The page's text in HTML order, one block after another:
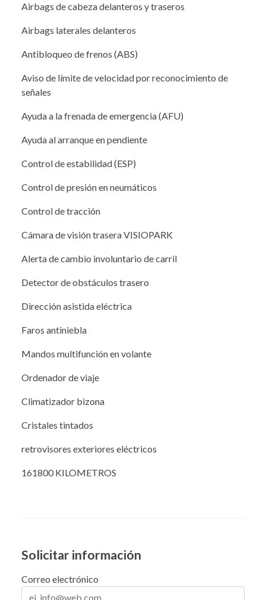
Airbags de cabeza delanteros y traseros
Airbags laterales delanteros
Antibloqueo de frenos (ABS)
Aviso de límite de velocidad por reconocimiento de
señales
Ayuda a la frenada de emergencia (AFU)
Ayuda al arranque en pendiente
Control de estabilidad (ESP)
Control de presión en neumáticos
Control de tracción
Cámara de visión trasera VISIOPARK
Alerta de cambio involuntario de carril
Detector de obstáculos trasero
Dirección asistida eléctrica
Faros antiniebla
Mandos multifunción en volante
Ordenador de viaje
Climatizador bizona
Cristales tintados
retrovisores exteriores eléctricos
161800 KILOMETROS
Solicitar información
Correo electrónico